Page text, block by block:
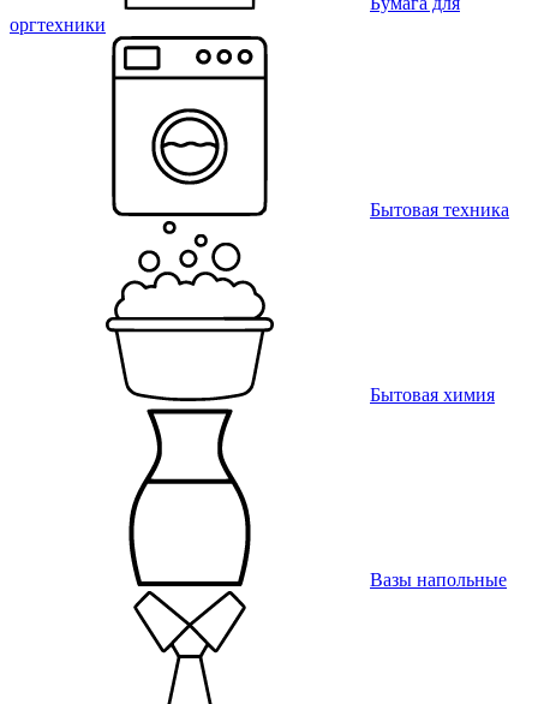
оргтехники
Бытовая техника
Бытовая химия
Вазы напольные